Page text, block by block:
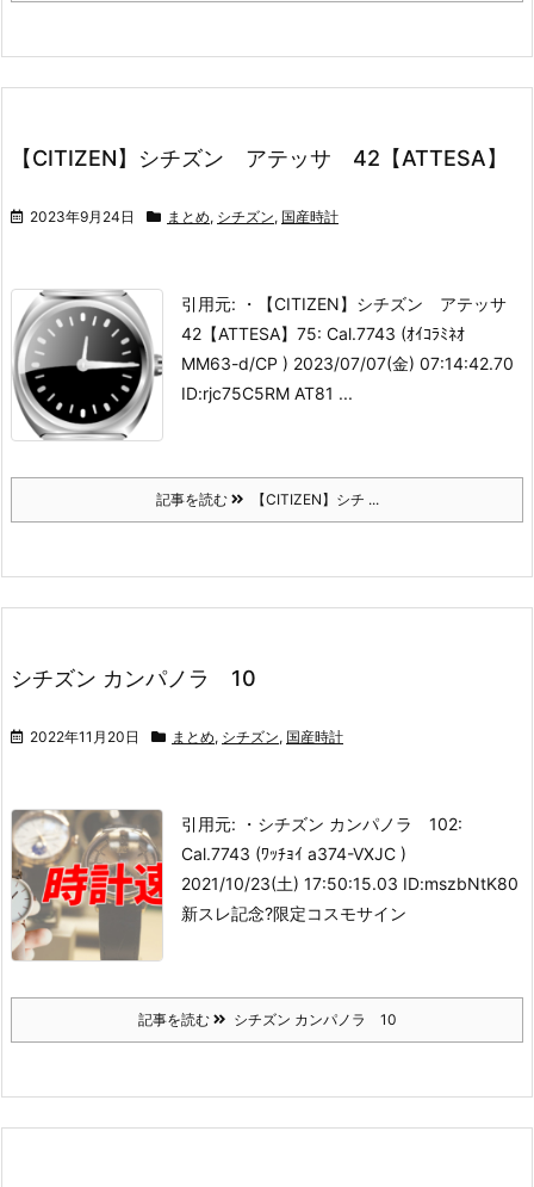
【CITIZEN】シチズン アテッサ 42【ATTESA】
2023年9月24日 まとめ, シチズン, 国産時計
引用元: ・【CITIZEN】シチズン アテッサ
42【ATTESA】 75: Cal.7743 (ｵｲｺﾗﾐﾈｵ
MM63-d/CP ) 2023/07/07(金) 07:14:42.70
ID:rjc75C5RM AT81 ...
記事を読む 【CITIZEN】シチ ...
シチズン カンパノラ 10
2022年11月20日 まとめ, シチズン, 国産時計
引用元: ・シチズン カンパノラ 102:
Cal.7743 (ﾜｯﾁｮｲ a374-VXJC )
2021/10/23(土) 17:50:15.03 ID:mszbNtK80
新スレ記念?限定コスモサイン
記事を読む シチズン カンパノラ 10